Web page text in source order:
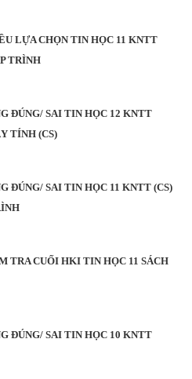
LỰA CHỌN TIN HỌC 11 KNTT
TRÌNH
ĐÚNG/ SAI TIN HỌC 12 KNTT
TÍNH (CS)
ĐÚNG/ SAI TIN HỌC 11 KNTT (CS)
TRA CUỐI HKI TIN HỌC 11 SÁCH
ĐÚNG/ SAI TIN HỌC 10 KNTT